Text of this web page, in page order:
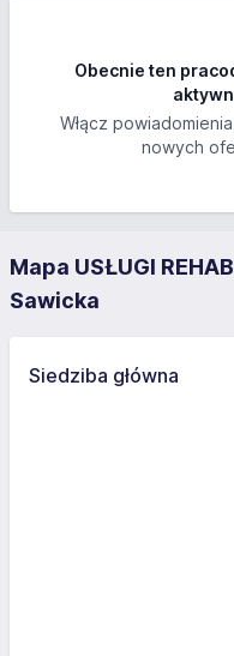
Obecnie ten
Włącz
nowych
Mapa USŁUGI
Sawicka
Siedziba główna